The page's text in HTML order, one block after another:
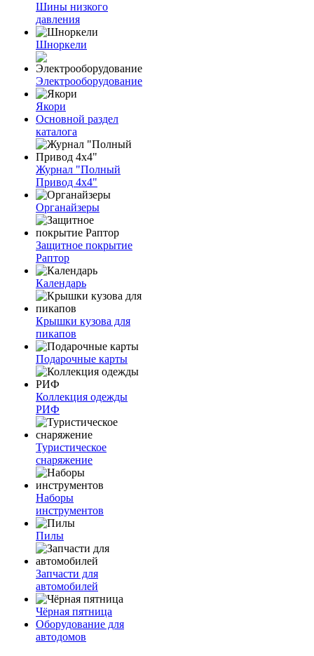
Шины низкого
давления
Шноркели
Электрооборудование
Якори
Основной раздел
каталога
Журнал "Полный
Привод 4х4"
Органайзеры
Защитное покрытие
Раптор
Календарь
Крышки кузова для
пикапов
Подарочные карты
Коллекция одежды
РИФ
Туристическое
снаряжение
Наборы
инструментов
Пилы
Запчасти для
автомобилей
Чёрная пятница
Оборудование для
автодомов